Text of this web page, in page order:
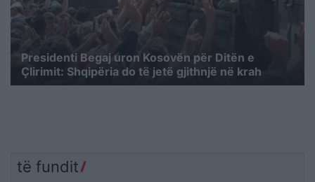
Presidenti Begaj uron Kosovën për Ditën e
Çlirimit: Shqipëria do të jetë gjithnjë në krah
të fundit